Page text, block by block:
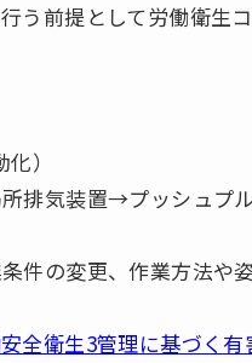
う前提として労働衛生
）
排気装置→プッシュプ
の変更、作業方法や姿
全衛生3管理に基づく